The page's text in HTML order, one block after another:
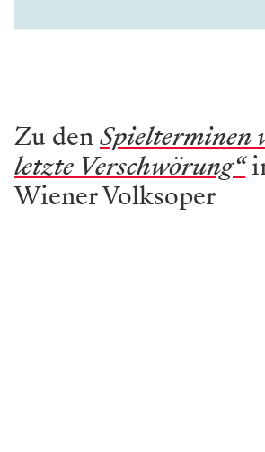
Zu denSpielterminen
letzte Verschwörung“
Wiener Volksoper